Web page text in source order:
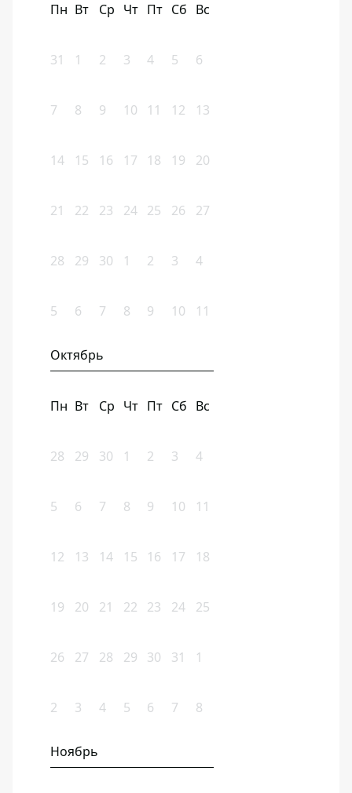
Пн Вт Ср Чт Пт Сб Вс
31 1 2 3 4 5 6
7 8 9 10 11 12 13
14 15 16 17 18 19 20
21 22 23 24 25 26 27
28 29 30 1 2 3 4
5 6 7 8 9 10 11
Октябрь
Пн Вт Ср Чт Пт Сб Вс
28 29 30 1 2 3 4
5 6 7 8 9 10 11
12 13 14 15 16 17 18
19 20 21 22 23 24 25
26 27 28 29 30 31 1
2 3 4 5 6 7 8
Ноябрь